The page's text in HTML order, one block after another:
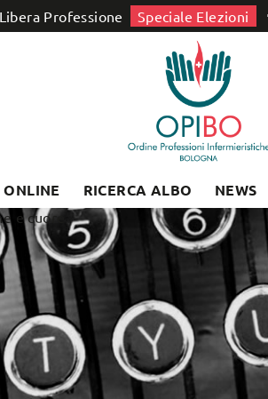
Libera Professione Speciale Elezioni
ONLINE RICERCA ALBO NEWS